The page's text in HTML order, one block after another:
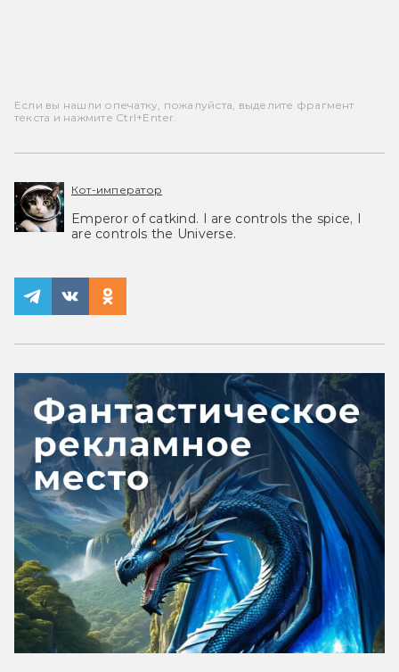
Если вы нашли опечатку, пожалуйста, выделите фрагмент
текста и нажмите Ctrl+Enter.
Кот-император
Emperor of catkind. I are controls the spice, I
are controls the Universe.